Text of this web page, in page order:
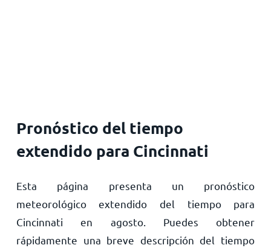
Pronóstico del tiempo
extendido para Cincinnati
Esta página presenta un pronóstico
meteorológico extendido del tiempo para
Cincinnati en agosto. Puedes obtener
rápidamente una breve descripción del tiempo